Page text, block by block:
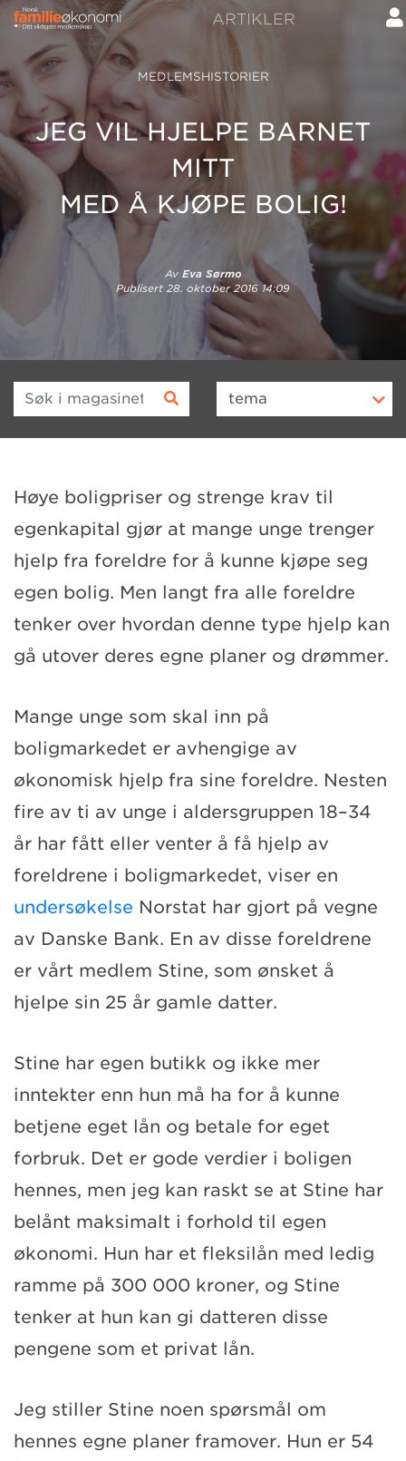
ARTIKLER
MEDLEMSHISTORIER
JEG VIL HJELPE BARNET
MITT
MED Å KJØPE BOLIG!
Av Eva Sørmo
Publisert 28. oktober 2016 14:09
Søk i magasinet tema
Høye boligpriser og strenge krav til
egenkapital gjør at mange unge trenger
hjelp fra foreldre for å kunne kjøpe seg
egen bolig. Men langt fra alle foreldre
tenker over hvordan denne type hjelp kan
gå utover deres egne planer og drømmer.
Mange unge som skal inn på
boligmarkedet er avhengige av
økonomisk hjelp fra sine foreldre. Nesten
fire av ti av unge i aldersgruppen 18–34
år har fått eller venter å få hjelp av
foreldrene i boligmarkedet, viser en
undersøkelse Norstat har gjort på vegne
av Danske Bank. En av disse foreldrene
er vårt medlem Stine, som ønsket å
hjelpe sin 25 år gamle datter.
Stine har egen butikk og ikke mer
inntekter enn hun må ha for å kunne
betjene eget lån og betale for eget
forbruk. Det er gode verdier i boligen
hennes, men jeg kan raskt se at Stine har
belånt maksimalt i forhold til egen
økonomi. Hun har et fleksilån med ledig
ramme på 300 000 kroner, og Stine
tenker at hun kan gi datteren disse
pengene som et privat lån.
Jeg stiller Stine noen spørsmål om
hennes egne planer framover. Hun er 54